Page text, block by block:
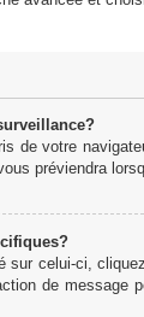
de votre
préviendra
sur celui-ci,
de message